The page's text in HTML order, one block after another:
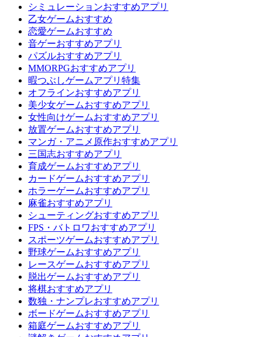
シミュレーションおすすめアプリ
乙女ゲームおすすめ
恋愛ゲームおすすめ
音ゲーおすすめアプリ
パズルおすすめアプリ
MMORPGおすすめアプリ
暇つぶしゲームアプリ特集
オフラインおすすめアプリ
美少女ゲームおすすめアプリ
女性向けゲームおすすめアプリ
放置ゲームおすすめアプリ
マンガ・アニメ原作おすすめアプリ
三国志おすすめアプリ
育成ゲームおすすめアプリ
カードゲームおすすめアプリ
ホラーゲームおすすめアプリ
麻雀おすすめアプリ
シューティングおすすめアプリ
FPS・バトロワおすすめアプリ
スポーツゲームおすすめアプリ
野球ゲームおすすめアプリ
レースゲームおすすめアプリ
脱出ゲームおすすめアプリ
将棋おすすめアプリ
数独・ナンプレおすすめアプリ
ボードゲームおすすめアプリ
箱庭ゲームおすすめアプリ